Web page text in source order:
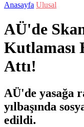
Anasayfa Ulusal
AÜ'de
Kutlaması
Attı!
AÜ'de yasağa
yılbaşında
edildi.